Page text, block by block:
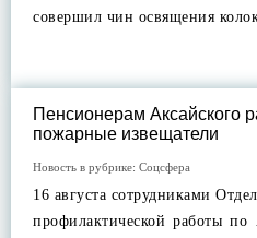
совершил чин освящения
Пенсионерам Аксайского
пожарные извещатели
Новость в рубрике: Соцсфера
16 августа сотрудниками
профилактической работы